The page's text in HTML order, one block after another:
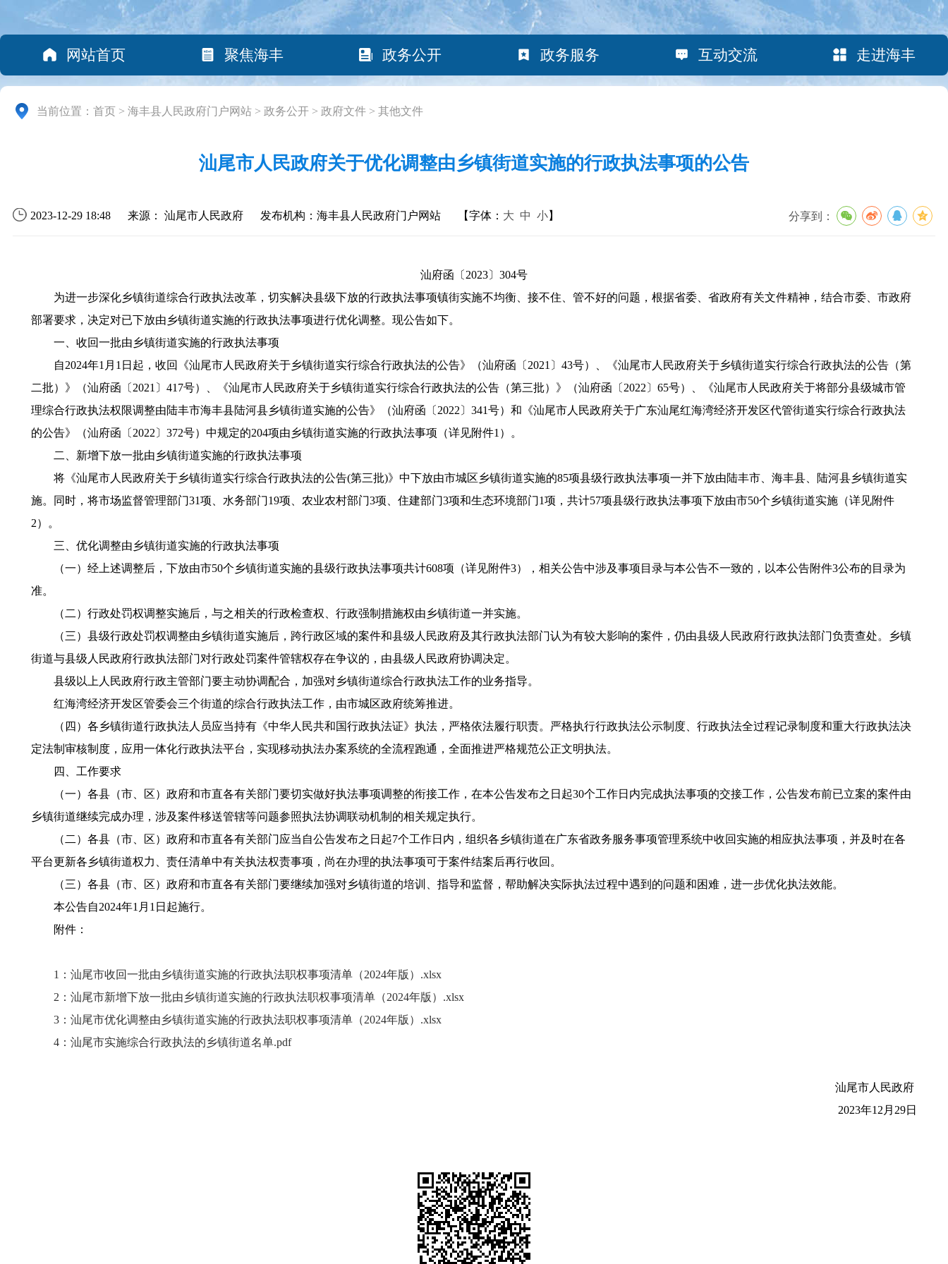
网站首页 聚焦海丰 政务公开 政务服务 互动交流 走进海丰
当前位置： 首页 > 海丰县人民政府门户网站 > 政务公开 > 政府文件 > 其他文件
汕尾市人民政府关于优化调整由乡镇街道实施的行政执法事项的公告
2023-12-29 18:48 来源： 汕尾市人民政府 发布机构：海丰县人民政府门户网站 【字体： 大 中 小】 分享到：
汕府函〔2023〕304号
为进一步深化乡镇街道综合行政执法改革，切实解决县级下放的行政执法事项镇街实施不均衡、接不住、管不好的问题，根据省委、省政府有关文件精神，结合市委、市政府
部署要求，决定对已下放由乡镇街道实施的行政执法事项进行优化调整。现公告如下。
一、收回一批由乡镇街道实施的行政执法事项
自2024年1月1日起，收回《汕尾市人民政府关于乡镇街道实行综合行政执法的公告》（汕府函〔2021〕43号）、《汕尾市人民政府关于乡镇街道实行综合行政执法的公告（第
二批）》（汕府函〔2021〕417号）、《汕尾市人民政府关于乡镇街道实行综合行政执法的公告（第三批）》（汕府函〔2022〕65号）、《汕尾市人民政府关于将部分县级城市管
理综合行政执法权限调整由陆丰市海丰县陆河县乡镇街道实施的公告》（汕府函〔2022〕341号）和《汕尾市人民政府关于广东汕尾红海湾经济开发区代管街道实行综合行政执法
的公告》（汕府函〔2022〕372号）中规定的204项由乡镇街道实施的行政执法事项（详见附件1）。
二、新增下放一批由乡镇街道实施的行政执法事项
将《汕尾市人民政府关于乡镇街道实行综合行政执法的公告(第三批)》中下放由市城区乡镇街道实施的85项县级行政执法事项一并下放由陆丰市、海丰县、陆河县乡镇街道实
施。同时，将市场监督管理部门31项、水务部门19项、农业农村部门3项、住建部门3项和生态环境部门1项，共计57项县级行政执法事项下放由市50个乡镇街道实施（详见附件
2）。
三、优化调整由乡镇街道实施的行政执法事项
（一）经上述调整后，下放由市50个乡镇街道实施的县级行政执法事项共计608项（详见附件3），相关公告中涉及事项目录与本公告不一致的，以本公告附件3公布的目录为
准。
（二）行政处罚权调整实施后，与之相关的行政检查权、行政强制措施权由乡镇街道一并实施。
（三）县级行政处罚权调整由乡镇街道实施后，跨行政区域的案件和县级人民政府及其行政执法部门认为有较大影响的案件，仍由县级人民政府行政执法部门负责查处。乡镇
街道与县级人民政府行政执法部门对行政处罚案件管辖权存在争议的，由县级人民政府协调决定。
县级以上人民政府行政主管部门要主动协调配合，加强对乡镇街道综合行政执法工作的业务指导。
红海湾经济开发区管委会三个街道的综合行政执法工作，由市城区政府统筹推进。
（四）各乡镇街道行政执法人员应当持有《中华人民共和国行政执法证》执法，严格依法履行职责。严格执行行政执法公示制度、行政执法全过程记录制度和重大行政执法决
定法制审核制度，应用一体化行政执法平台，实现移动执法办案系统的全流程跑通，全面推进严格规范公正文明执法。
四、工作要求
（一）各县（市、区）政府和市直各有关部门要切实做好执法事项调整的衔接工作，在本公告发布之日起30个工作日内完成执法事项的交接工作，公告发布前已立案的案件由
乡镇街道继续完成办理，涉及案件移送管辖等问题参照执法协调联动机制的相关规定执行。
（二）各县（市、区）政府和市直各有关部门应当自公告发布之日起7个工作日内，组织各乡镇街道在广东省政务服务事项管理系统中收回实施的相应执法事项，并及时在各
平台更新各乡镇街道权力、责任清单中有关执法权责事项，尚在办理的执法事项可于案件结案后再行收回。
（三）各县（市、区）政府和市直各有关部门要继续加强对乡镇街道的培训、指导和监督，帮助解决实际执法过程中遇到的问题和困难，进一步优化执法效能。
本公告自2024年1月1日起施行。
附件：
1：汕尾市收回一批由乡镇街道实施的行政执法职权事项清单（2024年版）.xlsx
2：汕尾市新增下放一批由乡镇街道实施的行政执法职权事项清单（2024年版）.xlsx
3：汕尾市优化调整由乡镇街道实施的行政执法职权事项清单（2024年版）.xlsx
4：汕尾市实施综合行政执法的乡镇街道名单.pdf
汕尾市人民政府
2023年12月29日